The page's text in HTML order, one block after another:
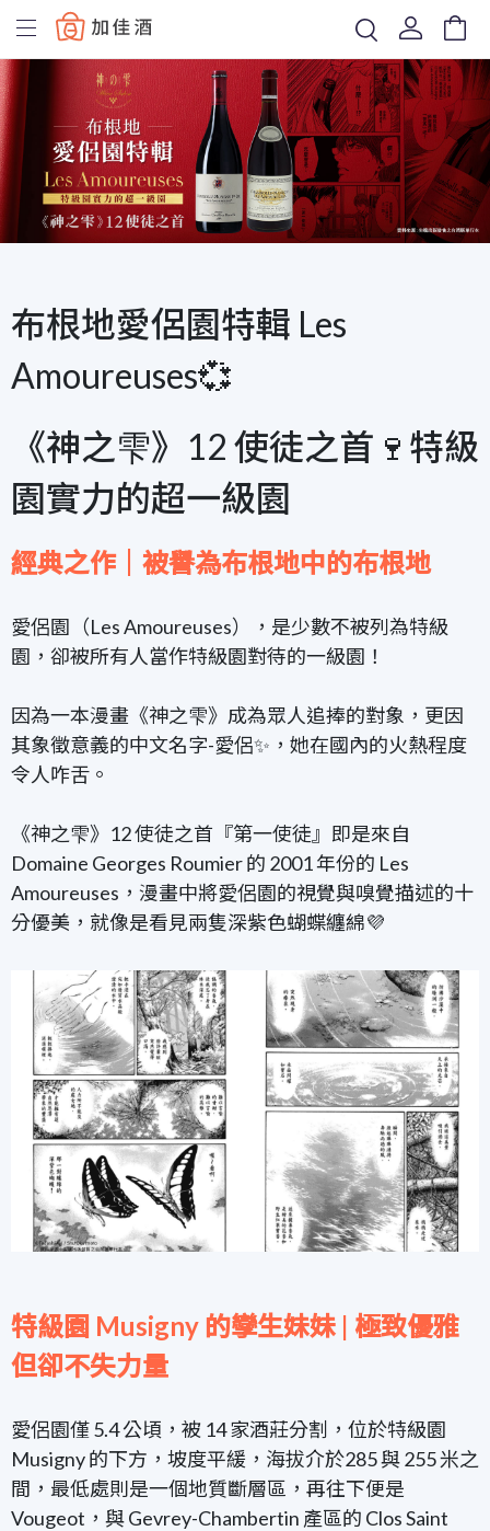
Baccus
布根地愛侶園特輯 Les
Amoureuses💞
《神之雫》12 使徒之首🍷特級
園實力的超一級園
經典之作｜被譽為布根地中的布根地
愛侶園（Les Amoureuses），是少數不被列為特級
園，卻被所有人當作特級園對待的一級園！
因為一本漫畫《神之雫》成為眾人追捧的對象，更因
其象徵意義的中文名字-愛侶✨，她在國內的火熱程度
令人咋舌。
《神之雫》12 使徒之首『第一使徒』即是來自
Domaine Georges Roumier 的 2001 年份的 Les
Amoureuses，漫畫中將愛侶園的視覺與嗅覺描述的十
分優美，就像是看見兩隻深紫色蝴蝶纏綿💜
特級園 Musigny 的孿生妹妹 | 極致優雅
但卻不失力量
愛侶園僅 5.4 公頃，被 14 家酒莊分割，位於特級園
Musigny 的下方，坡度平緩，海拔介於285 與 255 米之
間，最低處則是一個地質斷層區，再往下便是
Vougeot，與 Gevrey-Chambertin 產區的 Clos Saint